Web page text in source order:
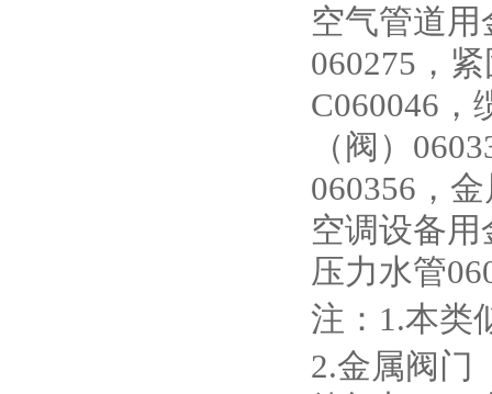
空气管道用
060275，
C060046，
（阀）
060356，
空调设备用
压力水管
注：1.本类
2.金属阀门